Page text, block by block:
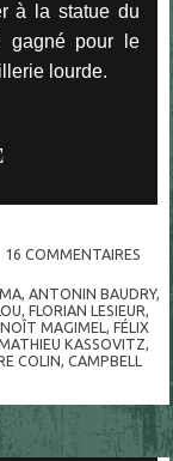
à la statue du
gagné pour le
lourde.
16 COMMENTAIRES
ANTONIN BAUDRY,
FLORIAN LESIEUR
MAGIMEL ,FÉLIX
KASSOVITZ
COLIN CAMPBELL